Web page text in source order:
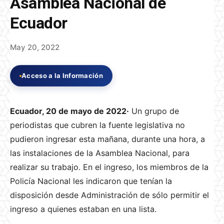
Ecuador
May 20, 2022
Acceso a la Información
Ecuador, 20 de mayo de 2022· Un grupo de
periodistas que cubren la fuente legislativa no
pudieron ingresar esta mañana, durante una hora, a
las instalaciones de la Asamblea Nacional, para
realizar su trabajo. En el ingreso, los miembros de la
Policía Nacional les indicaron que tenían la
disposición desde Administración de sólo permitir el
ingreso a quienes estaban en una lista.